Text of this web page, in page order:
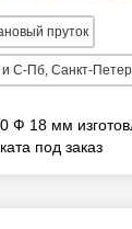
пруток
Пб, Санкт-Петербург
Ф 18 мм
под заказ